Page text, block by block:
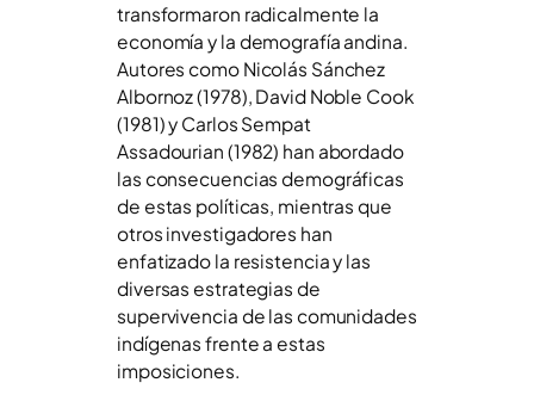
transformaron radicalmente la
economía y la demografía andina.
Autores como Nicolás Sánchez
Albornoz (1978), David Noble Cook
(1981) y Carlos Sempat
Assadourian (1982) han abordado
las consecuencias demográficas
de estas políticas, mientras que
otros investigadores han
enfatizado la resistencia y las
diversas estrategias de
supervivencia de las comunidades
indígenas frente a estas
imposiciones.